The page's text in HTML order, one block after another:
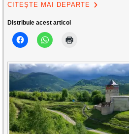
CITEȘTE MAI DEPARTE
Distribuie acest articol